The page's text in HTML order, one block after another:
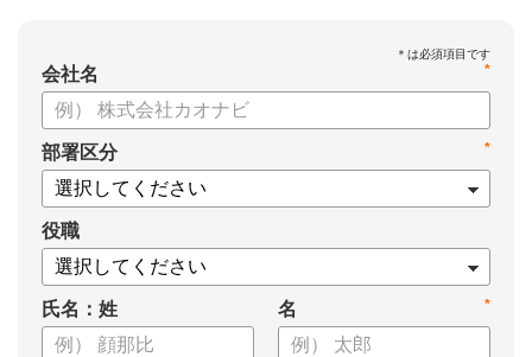
【資料の内容】
・KGI、KPIなどの用語をおさらい
・KPIツリーの作り方
・業種別のKPIツリー例
*
会社名
*
部署区分
役職
氏名：姓 *
名